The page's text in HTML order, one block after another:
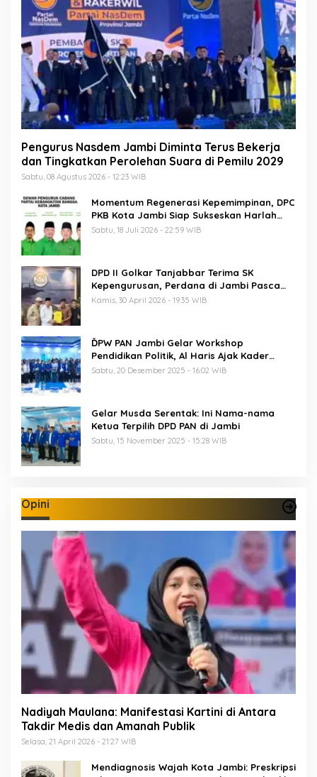
Pengurus Nasdem Jambi Diminta Terus Bekerja
dan Tingkatkan Perolehan Suara di Pemilu 2029
Sabtu, 08 Agustus 2026 - 12:23 WIB
Momentum Regenerasi Kepemimpinan, DPC
PKB Kota Jambi Siap Sukseskan Harlah
PKB ke-28
Sabtu, 18 Juli 2026 - 22:59 WIB
DPD II Golkar Tanjabbar Terima SK
Kepengurusan, Perdana di Jambi Pasca
Musda
Kamis, 30 April 2026 - 19:35 WIB
ĎPW PAN Jambi Gelar Workshop
Pendidikan Politik, Al Haris Ajak Kader
Perkuat Soliditas Jelang Pemilu 2029
Sabtu, 20 Desember 2025 - 16:02 WIB
Gelar Musda Serentak: Ini Nama-nama
Ketua Terpilih DPD PAN di Jambi
Sabtu, 15 November 2025 - 15:28 WIB
Opini
Nadiyah Maulana: Manifestasi Kartini di Antara
Takdir Medis dan Amanah Publik
Selasa, 21 April 2026 - 21:27 WIB
Mendiagnosis Wajah Kota Jambi: Preskripsi